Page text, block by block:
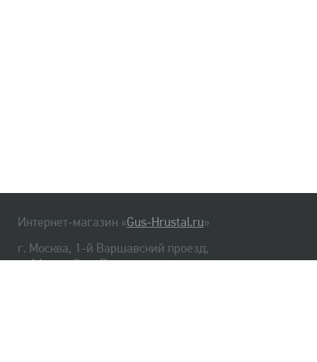
Интернет-магазин «Gus-Hrustal.ru»
г. Москва, 1-й Варшавский проезд,
д. 1А, стр. 3, м. Варшавская